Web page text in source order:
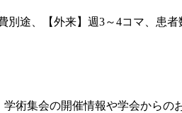
別途、【外来】週3～4コマ、患
術集会の開催情報や学会からの